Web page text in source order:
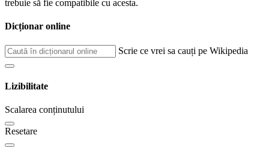
trebuie să fie compatibile cu acesta.
Dicționar online
Scrie ce vrei sa cauți pe Wikipedia
Lizibilitate
Scalarea conținutului
Resetare